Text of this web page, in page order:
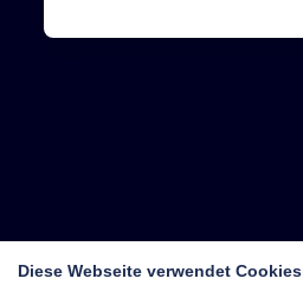
Diese Webseite verwendet Cookies